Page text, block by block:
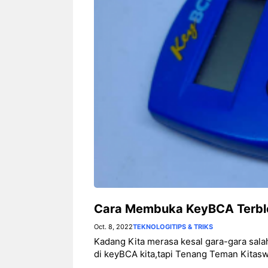
Cara Membuka KeyBCA
Oct. 8, 2022TEKNOLOGITIPS & TRIKS
Kadang Kita merasa kesal gara-gara
di keyBCA kita,tapi Tenang Teman
Duel
wajib-